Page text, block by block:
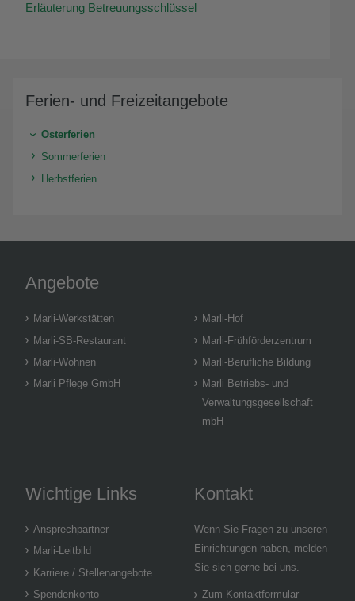
Erläuterung Betreuungsschlüssel
Ferien- und Freizeitangebote
Osterferien
Sommerferien
Herbstferien
Angebote
Marli-Werkstätten
Marli-Hof
Marli-SB-Restaurant
Marli-Frühförderzentrum
Marli-Wohnen
Marli-Berufliche Bildung
Marli Pflege GmbH
Marli Betriebs- und
Verwaltungsgesellschaft
mbH
Wichtige Links
Ansprechpartner
Marli-Leitbild
Karriere / Stellenangebote
Spendenkonto
Kontakt
Wenn Sie Fragen zu unseren
Einrichtungen haben, melden
Sie sich gerne bei uns.
Zum Kontaktformular